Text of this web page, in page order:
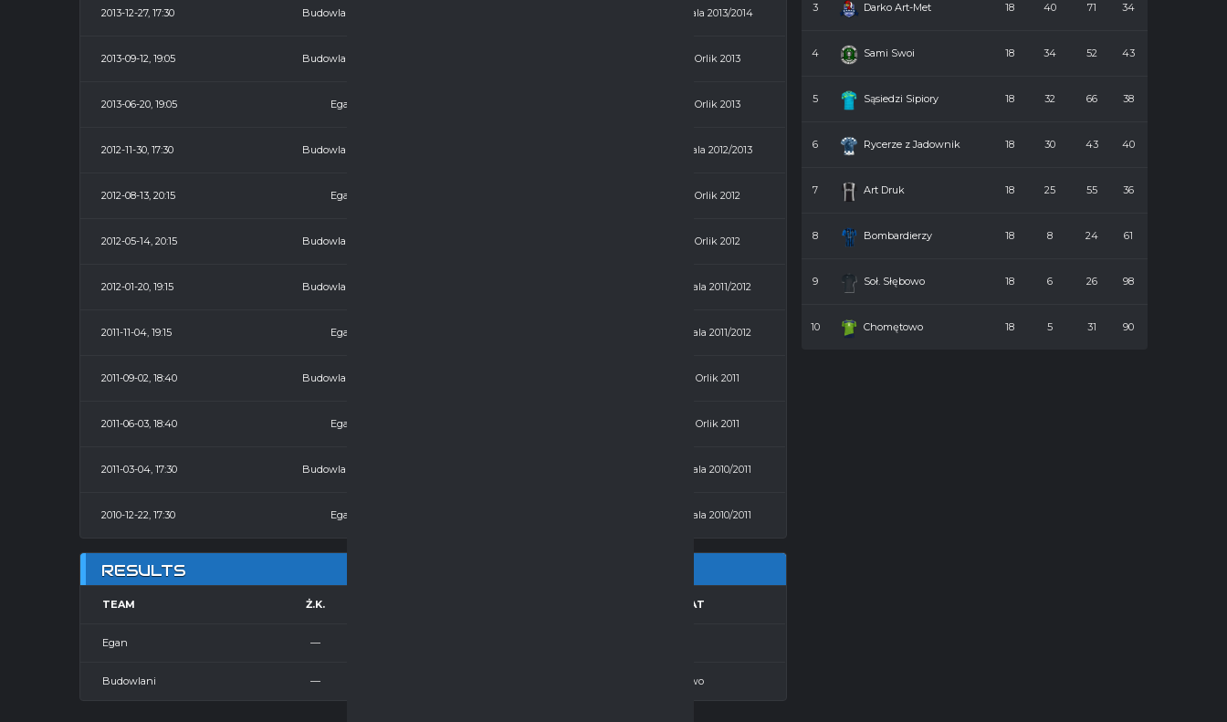
2013-12-27, 17:30 Budowlani Hala 2013/2014
2013-09-12, 19:05 Budowlani Orlik 2013
2013-06-20, 19:05 Egan Orlik 2013
2012-11-30, 17:30 Budowlani Hala 2012/2013
2012-08-13, 20:15 Egan Orlik 2012
2012-05-14, 20:15 Budowlani Orlik 2012
2012-01-20, 19:15 Budowlani Hala 2011/2012
2011-11-04, 19:15 Egan Hala 2011/2012
2011-09-02, 18:40 Budowlani Orlik 2011
2011-06-03, 18:40 Egan Orlik 2011
2011-03-04, 17:30 Budowlani Hala 2010/2011
2010-12-22, 17:30 Egan Hala 2010/2011
RESULTS
TEAM Ż.K. REZULTAT
Egan —
Budowlani — Zwycięstwo
3 Darko Art-Met 18 40 71 34
4 Sami Swoi 18 34 52 43
5 Sąsiedzi Sipiory 18 32 66 38
6 Rycerze z Jadownik 18 30 43 40
7 Art Druk 18 25 55 36
8 Bombardierzy 18 8 24 61
9 Soł. Słębowo 18 6 26 98
10 Chomętowo 18 5 31 90